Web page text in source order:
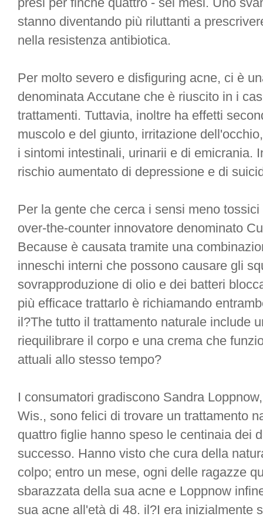
stanno diventando più riluttanti a
nella resistenza antibiotica.
Per molto severo e disfiguring acne, ci è
denominata Accutane che è riuscito in i
trattamenti. Tuttavia, inoltre ha effetti
muscolo e del giunto, irritazione
i sintomi intestinali, urinarii e di emicrania.
rischio aumentato di depressione e di
Per la gente che cerca i sensi meno
over-the-counter innovatore denominato
Because è causata tramite una
inneschi interni che possono causare gli
sovrapproduzione di olio e dei batteri
più efficace trattarlo è richiamando
il?The tutto il trattamento naturale include
riequilibrare il corpo e una crema che
attuali allo stesso tempo?
I consumatori gradiscono Sandra
Wis., sono felici di trovare un trattamento
quattro figlie hanno speso le centinaia dei
successo. Hanno visto che cura della
colpo; entro un mese, ogni delle ragazze
sbarazzata della sua acne e Loppnow
sua acne all'età di 48. il?I era inizialmente